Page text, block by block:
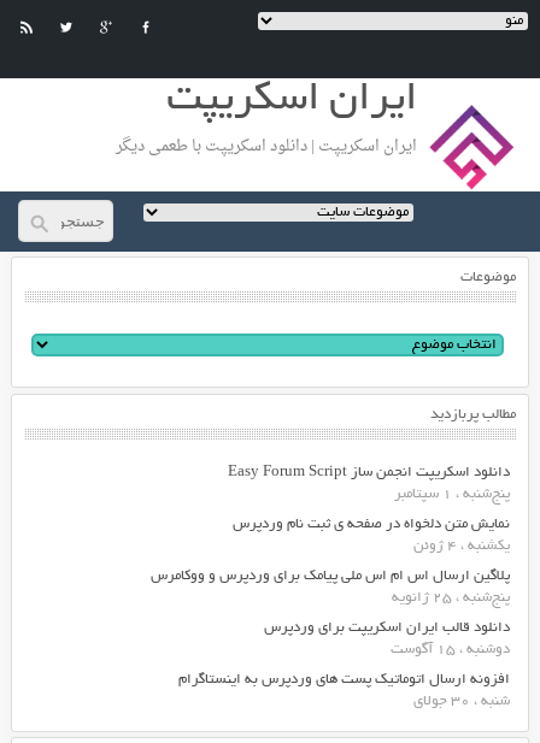
ایران اسکریپت
ایران اسکریپت | دانلود اسکریپت با طعمی دیگر
موضوعات
مطالب پربازدید
دانلود اسکریپت انجمن ساز Easy Forum Script
پنج‌شنبه ، 1 سپتامبر
نمایش متن دلخواه در صفحه ی ثبت نام وردپرس
یکشنبه ، 4 ژوئن
پلاگین ارسال اس ام اس ملی پیامک برای وردپرس و ووکامرس
پنج‌شنبه ، 25 ژانویه
دانلود قالب ایران اسکریپت برای وردپرس
دوشنبه ، 15 آگوست
افزونه ارسال اتوماتیک پست های وردپرس به اینستاگرام
شنبه ، 30 جولای